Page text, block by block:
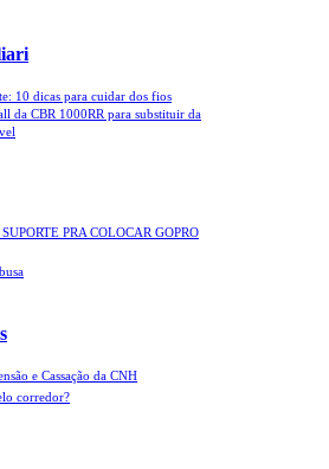
10 dicas para cuidar dos fios
da CBR 1000RR para substituir da
PRA COLOCAR GOPRO
e Cassação da CNH
corredor?